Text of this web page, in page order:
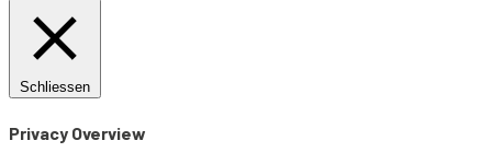
Schliessen
Privacy Overview